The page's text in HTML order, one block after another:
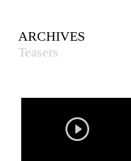
ARCHIVES
Teasers